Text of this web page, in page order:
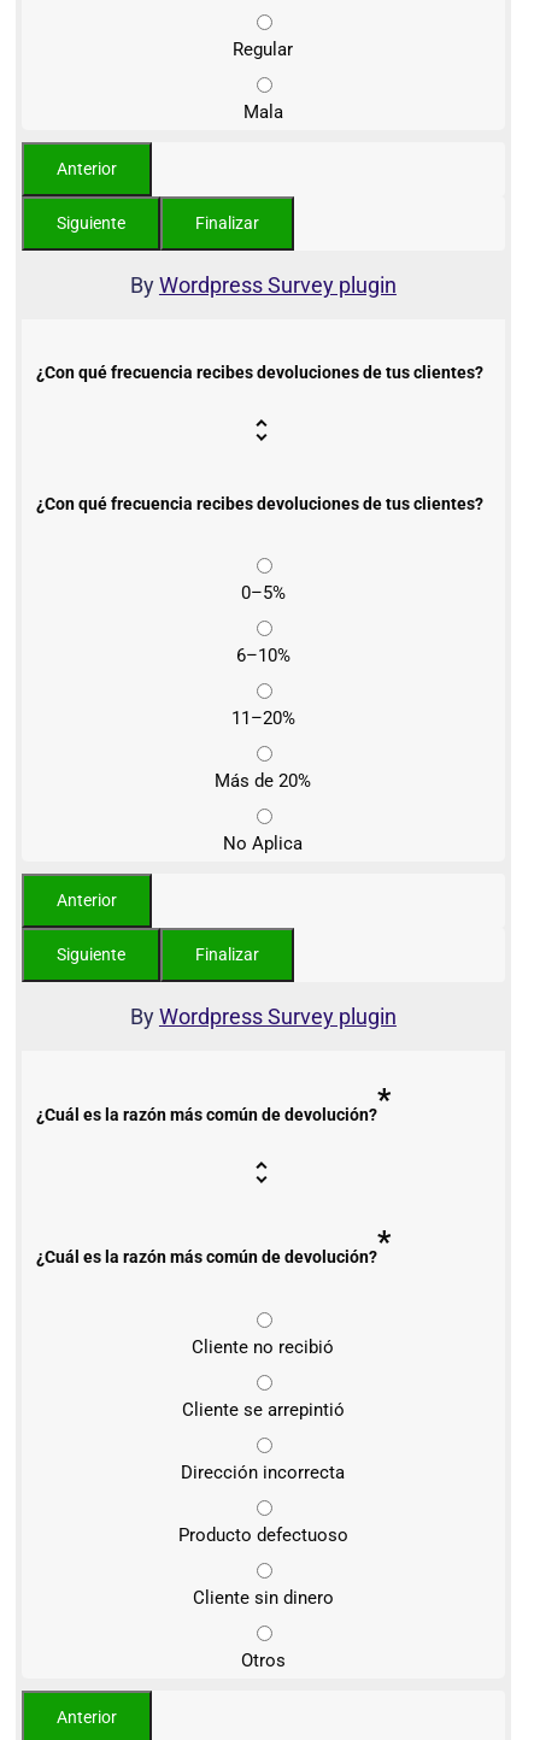
Regular
Mala
ByWordpress Survey plugin
¿Con qué frecuencia recibes devoluciones de tus clientes?
¿Con qué frecuencia recibes devoluciones de tus clientes?
0–5%
6–10%
11–20%
Más de 20%
No Aplica
ByWordpress Survey plugin
¿Cuál es la razón más común de devolución?*
¿Cuál es la razón más común de devolución?*
Cliente no recibió
Cliente se arrepintió
Dirección incorrecta
Producto defectuoso
Cliente sin dinero
Otros